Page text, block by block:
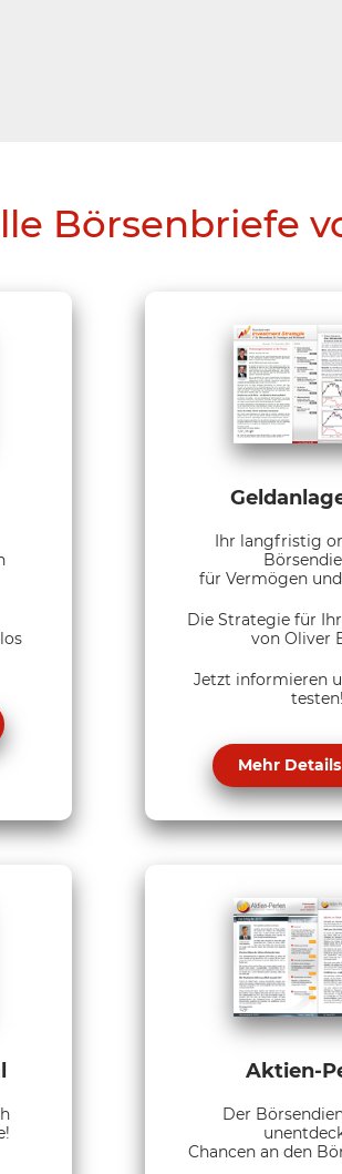
Börsenbriefe
Ihr langfristig
für Vermögen
Die Strategie für
von Oliver
Jetzt informieren
testen!
Mehr
Aktien-
Der
Chancen an den